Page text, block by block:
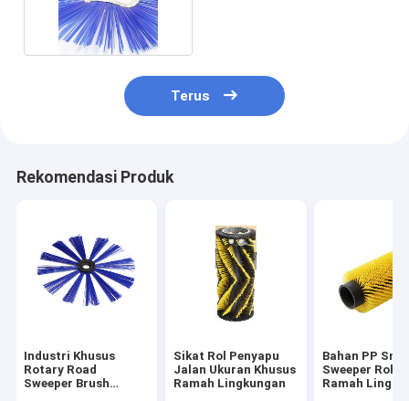
Terus
Rekomendasi Produk
Industri Khusus
Rotary Road
Sweeper Brush
Sikat Rol Penyapu
Jalan Ukuran Khusus
Ramah Lingkungan
Bahan PP
Sweeper
Ramah